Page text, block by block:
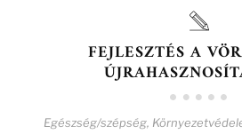
FEJLESZTÉS A
Egészség/szépség,